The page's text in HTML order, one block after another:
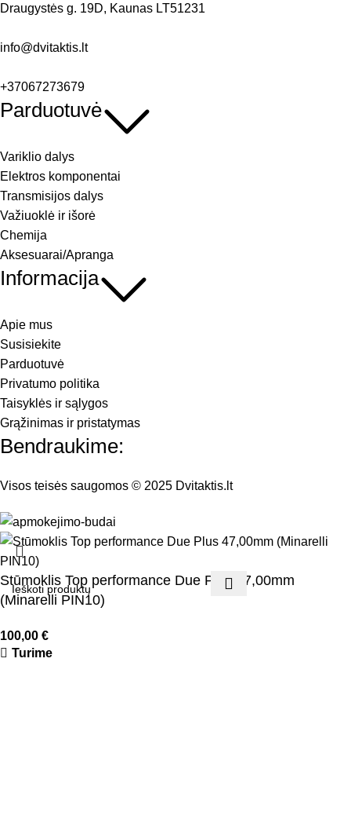
Draugystės g. 19D, Kaunas LT51231
info@dvitaktis.lt
+37067273679
Parduotuvė
Variklio dalys
Elektros komponentai
Transmisijos dalys
Važiuoklė ir išorė
Chemija
Aksesuarai/Apranga
Informacija
Apie mus
Susisiekite
Parduotuvė
Privatumo politika
Taisyklės ir sąlygos
Grąžinimas ir pristatymas
Bendraukime:
Visos teisės saugomos © 2025 Dvitaktis.lt
Stūmoklis Top performance Due Plus 47,00mm
(Minarelli PIN10)
100,00 €
Turime